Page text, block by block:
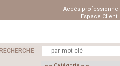
Accès professionnel
Espace Client
RECHERCHE